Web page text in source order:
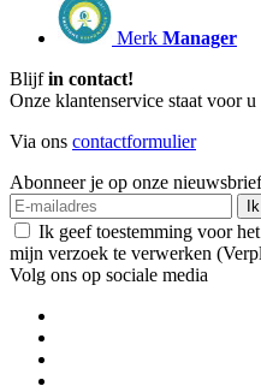
Merk Manager
Blijfin contact!
Onze klantenservice staat voor u
Via ons contactformulier
Abonneer je op onze nieuwsbrief
Ik geef toestemming voor
mijn verzoek te verwerken
Volg ons op sociale media